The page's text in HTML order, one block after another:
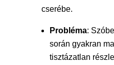
cserébe.
Probléma:
során gyakran
tisztázatlan